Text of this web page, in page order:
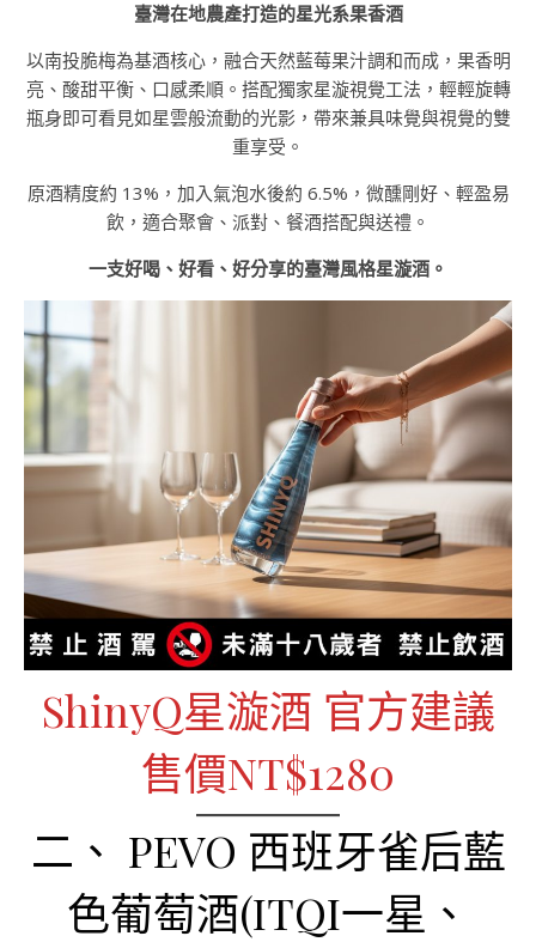
臺灣在地農產打造的星光系果香酒
以南投脆梅為基酒核心，融合天然藍莓果汁調和而成，果香明
亮、酸甜平衡、口感柔順。搭配獨家星漩視覺工法，輕輕旋轉
瓶身即可看見如星雲般流動的光影，帶來兼具味覺與視覺的雙
重享受。
原酒精度約 13%，加入氣泡水後約 6.5%，微醺剛好、輕盈易
飲，適合聚會、派對、餐酒搭配與送禮。
一支好喝、好看、好分享的臺灣風格星漩酒。
ShinyQ星漩酒 官方建議
售價NT$1280
二、 PEVO 西班牙雀后藍
色葡萄酒(ITQI一星、